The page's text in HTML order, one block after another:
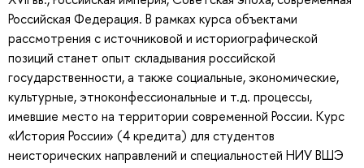
Российская Федерация. В рамках курса объектами
рассмотрения с источниковой и историографической
позиций станет опыт складывания российской
государственности, а также социальные, экономические,
культурные, этноконфессиональные и т.д. процессы,
имевшие место на территории современной России. Курс
«История России» (4 кредита) для студентов
неисторических направлений и специальностей НИУ ВШЭ